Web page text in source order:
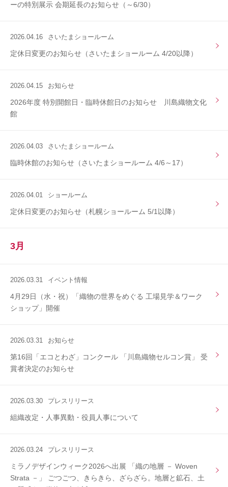
ーの特別展示 会期延長のお知らせ（～6/30）
2026.04.16 さいたまショールーム
定休日変更のお知らせ（さいたまショールーム 4/20以降）
2026.04.15 お知らせ
2026年度 特別開館日・臨時休館日のお知らせ 川島織物文化
館
2026.04.03 さいたまショールーム
臨時休館のお知らせ（さいたまショールーム 4/6～17）
2026.04.01 ショールーム
定休日変更のお知らせ（札幌ショールーム 5/1以降）
3月
2026.03.31 イベント情報
4月29日（水・祝）「織物の世界をめぐる 工場見学＆ワーク
ショップ」開催
2026.03.31 お知らせ
第16回「エコとわざ」コンクール 「川島織物セルコン賞」 受
賞者決定のお知らせ
2026.03.30 プレスリリース
組織改定・人事異動・役員人事について
2026.03.24 プレスリリース
ミラノデザインウィーク2026へ出展 「織の地層 － Woven
Strata －」 ごつごつ、きらきら、ざらざら。地層と鉱石、土